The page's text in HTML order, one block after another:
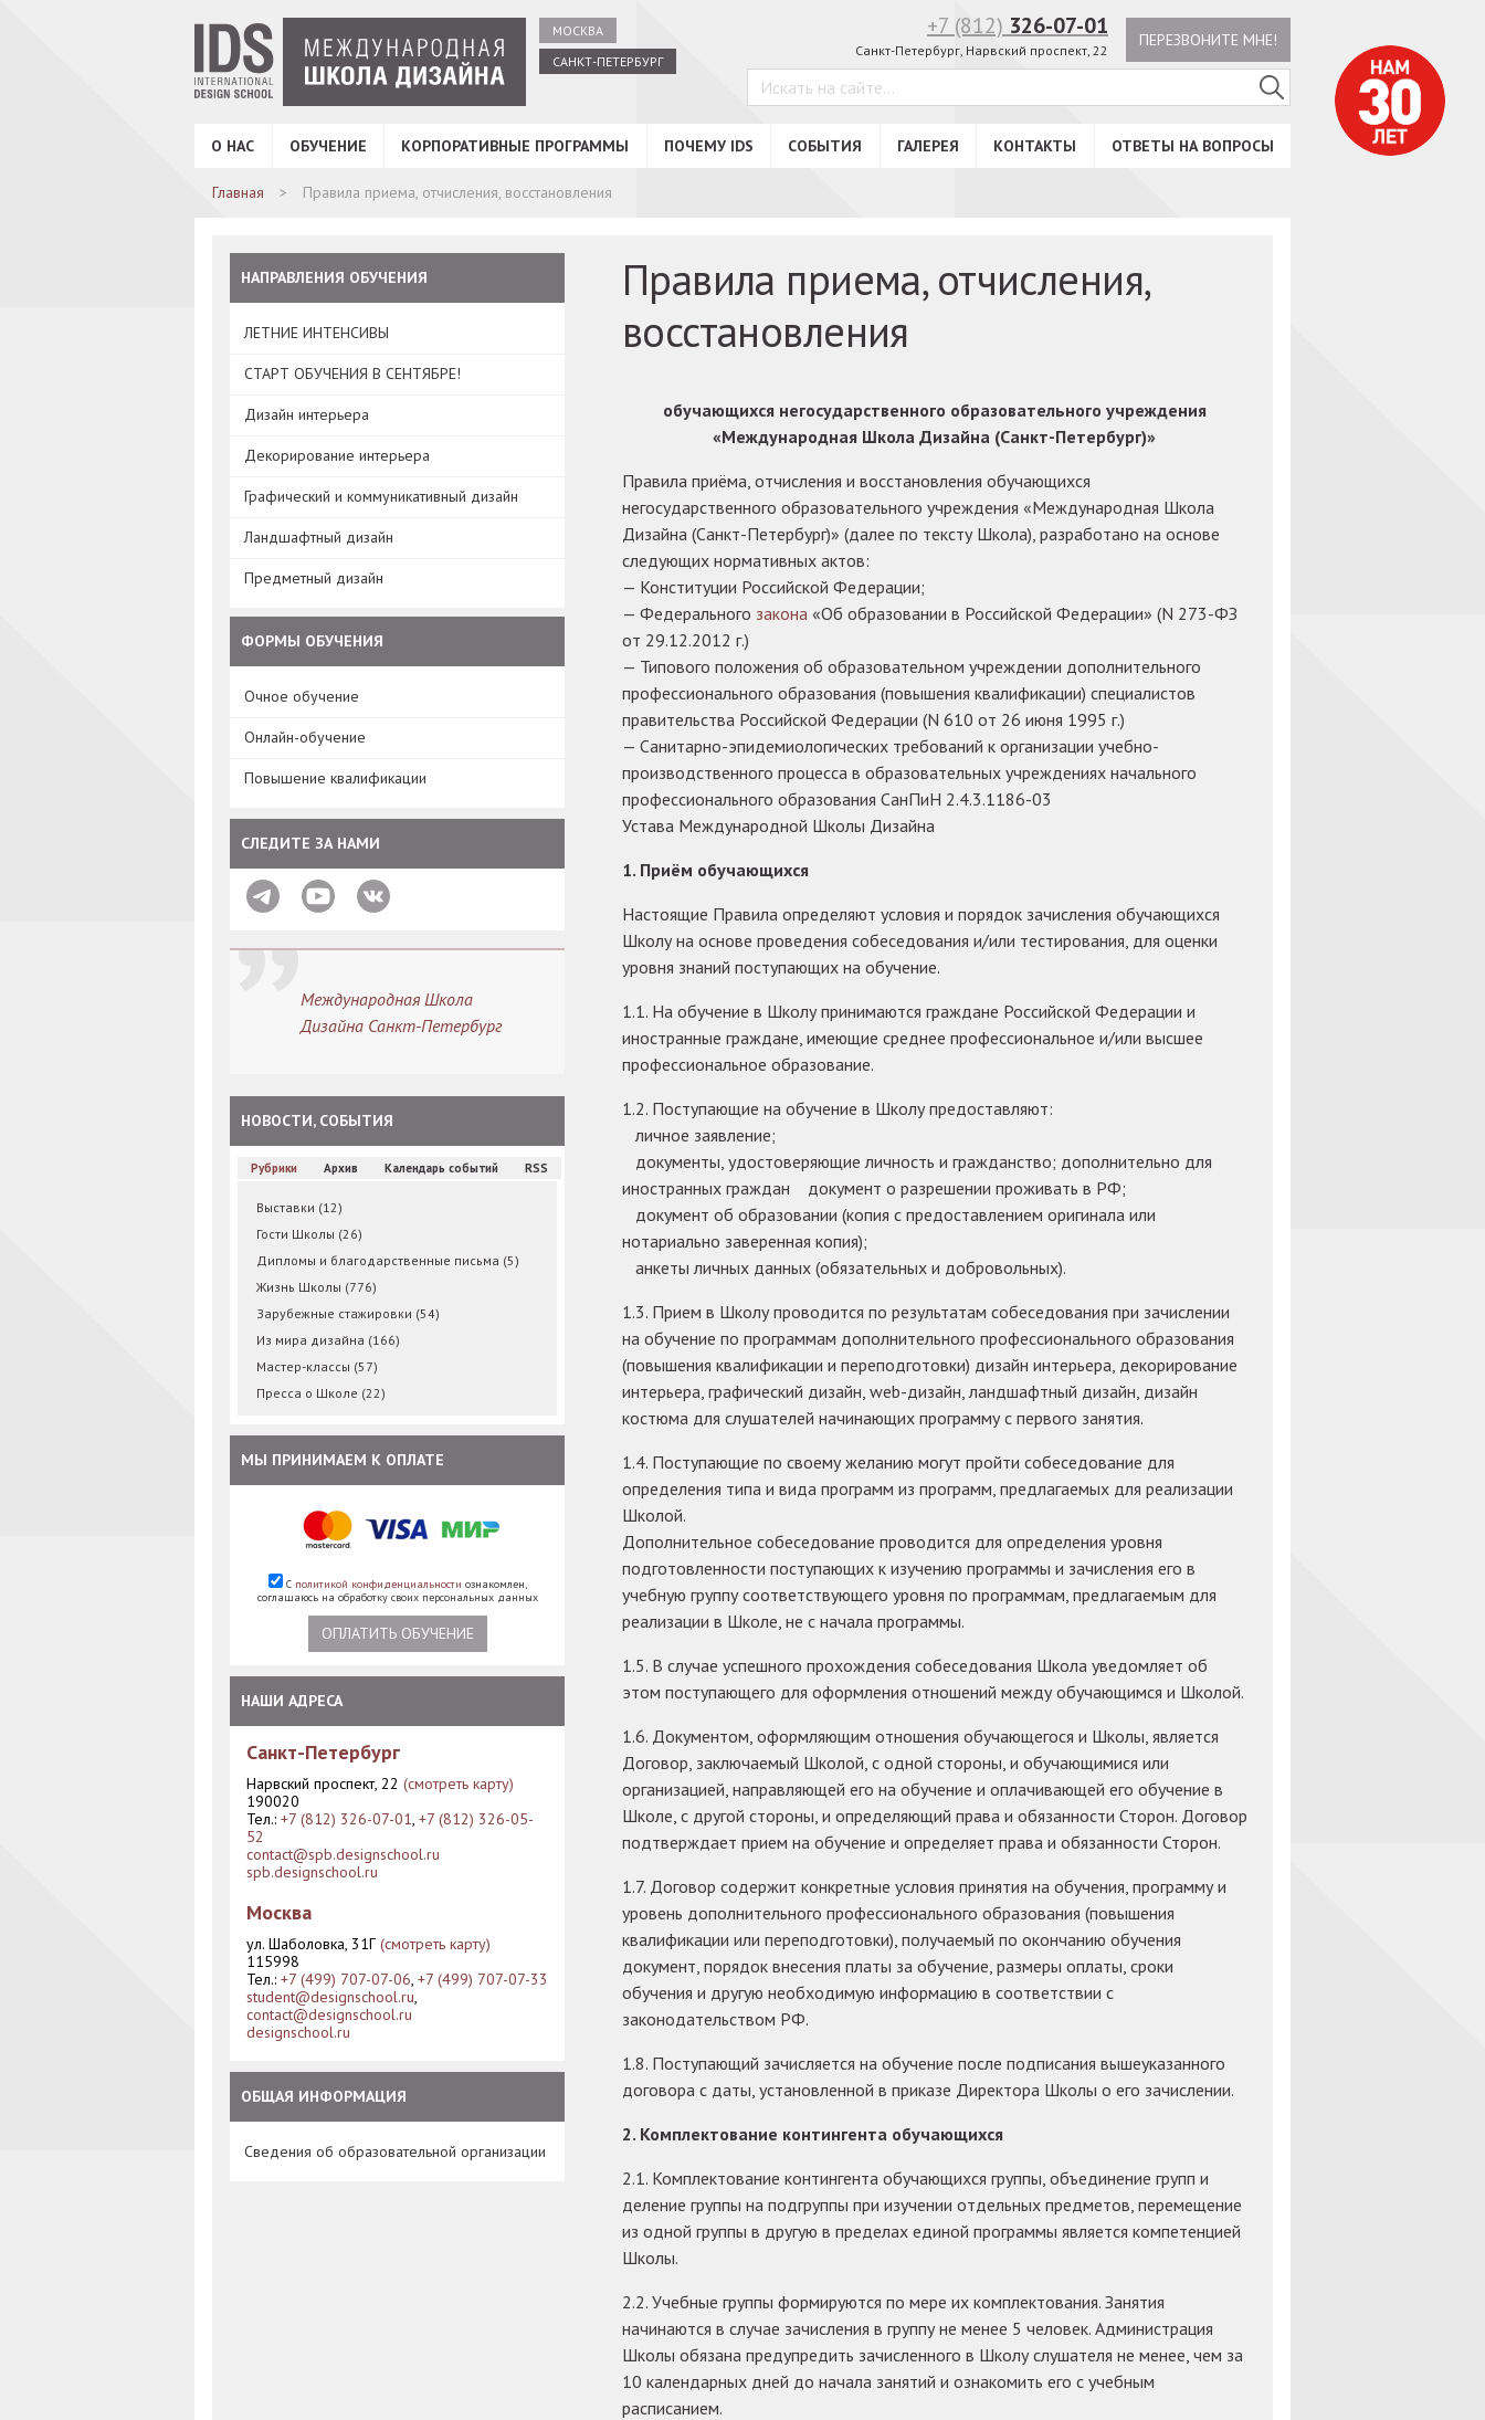
МОСКВА
САНКТ-ПЕТЕРБУРГ
ПЕРЕЗВОНИТЕ МНЕ!
+7 (812) 326-07-01
Санкт-Петербург, Нарвский проспект, 22
О НАС ОБУЧЕНИЕ КОРПОРАТИВНЫЕ ПРОГРАММЫ ПОЧЕМУ IDS СОБЫТИЯ ГАЛЕРЕЯ КОНТАКТЫ ОТВЕТЫ НА ВОПРОСЫ
Главная Правила приема, отчисления, восстановления
НАПРАВЛЕНИЯ ОБУЧЕНИЯ
ЛЕТНИЕ ИНТЕНСИВЫ
СТАРТ ОБУЧЕНИЯ В СЕНТЯБРЕ!
Дизайн интерьера
Декорирование интерьера
Графический и коммуникативный дизайн
Ландшафтный дизайн
Предметный дизайн
ФОРМЫ ОБУЧЕНИЯ
Очное обучение
Онлайн-обучение
Повышение квалификации
СЛЕДИТЕ ЗА НАМИ
Международная Школа
Дизайна Санкт-Петербург
НОВОСТИ, СОБЫТИЯ
Рубрики Архив Календарь событий RSS
Выставки (12)
Гости Школы (26)
Дипломы и благодарственные письма (5)
Жизнь Школы (776)
Зарубежные стажировки (54)
Из мира дизайна (166)
Мастер-классы (57)
Пресса о Школе (22)
МЫ ПРИНИМАЕМ К ОПЛАТЕ
С политикой конфиденциальности ознакомлен,
соглашаюсь на обработку своих персональных данных
ОПЛАТИТЬ ОБУЧЕНИЕ
НАШИ АДРЕСА
Санкт-Петербург
Нарвский проспект, 22 (смотреть карту)
190020
Тел.: +7 (812) 326-07-01, +7 (812) 326-05-
52
contact@spb.designschool.ru
spb.designschool.ru
Москва
ул. Шаболовка, 31Г (смотреть карту)
115998
Тел.: +7 (499) 707-07-06, +7 (499) 707-07-33
student@designschool.ru,
contact@designschool.ru
designschool.ru
ОБЩАЯ ИНФОРМАЦИЯ
Сведения об образовательной организации
Правила приема, отчисления,
восстановления
обучающихся негосударственного образовательного учреждения
«Международная Школа Дизайна (Санкт-Петербург)»
Правила приёма, отчисления и восстановления обучающихся
негосударственного образовательного учреждения «Международная Школа
Дизайна (Санкт-Петербург)» (далее по тексту Школа), разработано на основе
следующих нормативных актов:
— Конституции Российской Федерации;
— Федерального закона«Об образовании в Российской Федерации» (N 273-ФЗ
от 29.12.2012 г.)
— Типового положения об образовательном учреждении дополнительного
профессионального образования (повышения квалификации) специалистов
правительства Российской Федерации (N 610 от 26 июня 1995 г.)
— Санитарно-эпидемиологических требований к организации учебно-
производственного процесса в образовательных учреждениях начального
профессионального образования СанПиН 2.4.3.1186-03
Устава Международной Школы Дизайна
1. Приём обучающихся
Настоящие Правила определяют условия и порядок зачисления обучающихся
Школу на основе проведения собеседования и/или тестирования, для оценки
уровня знаний поступающих на обучение.
1.1. На обучение в Школу принимаются граждане Российской Федерации и
иностранные граждане, имеющие среднее профессиональное и/или высшее
профессиональное образование.
1.2. Поступающие на обучение в Школу предоставляют:
личное заявление;
документы, удостоверяющие личность и гражданство; дополнительно для
иностранных граждан документ о разрешении проживать в РФ;
документ об образовании (копия с предоставлением оригинала или
нотариально заверенная копия);
анкеты личных данных (обязательных и добровольных).
1.3. Прием в Школу проводится по результатам собеседования при зачислении
на обучение по программам дополнительного профессионального образования
(повышения квалификации и переподготовки) дизайн интерьера, декорирование
интерьера, графический дизайн, web-дизайн, ландшафтный дизайн, дизайн
костюма для слушателей начинающих программу с первого занятия.
1.4. Поступающие по своему желанию могут пройти собеседование для
определения типа и вида программ из программ, предлагаемых для реализации
Школой.
Дополнительное собеседование проводится для определения уровня
подготовленности поступающих к изучению программы и зачисления его в
учебную группу соответствующего уровня по программам, предлагаемым для
реализации в Школе, не с начала программы.
1.5. В случае успешного прохождения собеседования Школа уведомляет об
этом поступающего для оформления отношений между обучающимся и Школой.
1.6. Документом, оформляющим отношения обучающегося и Школы, является
Договор, заключаемый Школой, с одной стороны, и обучающимися или
организацией, направляющей его на обучение и оплачивающей его обучение в
Школе, с другой стороны, и определяющий права и обязанности Сторон. Договор
подтверждает прием на обучение и определяет права и обязанности Сторон.
1.7. Договор содержит конкретные условия принятия на обучения, программу и
уровень дополнительного профессионального образования (повышения
квалификации или переподготовки), получаемый по окончанию обучения
документ, порядок внесения платы за обучение, размеры оплаты, сроки
обучения и другую необходимую информацию в соответствии с
законодательством РФ.
1.8. Поступающий зачисляется на обучение после подписания вышеуказанного
договора с даты, установленной в приказе Директора Школы о его зачислении.
2. Комплектование контингента обучающихся
2.1. Комплектование контингента обучающихся группы, объединение групп и
деление группы на подгруппы при изучении отдельных предметов, перемещение
из одной группы в другую в пределах единой программы является компетенцией
Школы.
2.2. Учебные группы формируются по мере их комплектования. Занятия
начинаются в случае зачисления в группу не менее 5 человек. Администрация
Школы обязана предупредить зачисленного в Школу слушателя не менее, чем за
10 календарных дней до начала занятий и ознакомить его с учебным
расписанием.